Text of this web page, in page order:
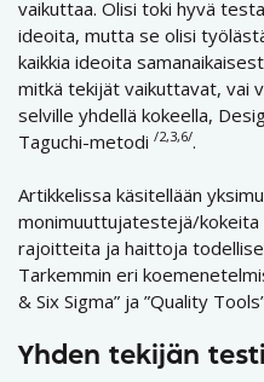
vaikuttaa. Olisi toki hyvä
ideoita, mutta se olisi
kaikkia ideoita
mitkä tekijät vaikuttavat, vai
selville yhdellä kokeella,
Taguchi-metodi /2,3,6/.
Artikkelissa käsitellään
monimuuttujatestejä/kokeita
rajoitteita ja haittoja
Tarkemmin eri
& Six Sigma” ja ”Quality
Yhden tekijän